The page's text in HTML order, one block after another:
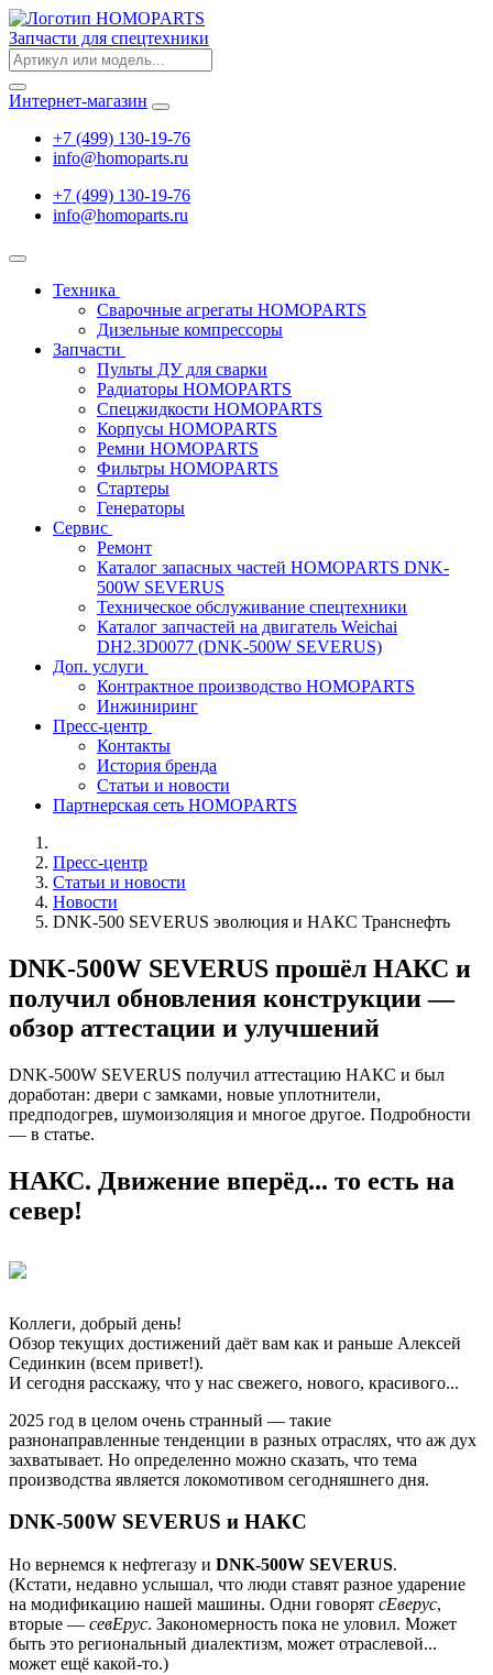
Запчасти для спецтехники
Интернет-магазин
+7 (499) 130-19-76
info@homoparts.ru
+7 (499) 130-19-76
info@homoparts.ru
Техника
Сварочные агрегаты HOMOPARTS
Дизельные компрессоры
Запчасти
Пульты ДУ для сварки
Радиаторы HOMOPARTS
Спецжидкости HOMOPARTS
Корпусы HOMOPARTS
Ремни HOMOPARTS
Фильтры HOMOPARTS
Стартеры
Генераторы
Сервис
Ремонт
Каталог запасных частей HOMOPARTS DNK-
500W SEVERUS
Техническое обслуживание спецтехники
Каталог запчастей на двигатель Weichai
DH2.3D0077 (DNK-500W SEVERUS)
Доп. услуги
Контрактное производство HOMOPARTS
Инжиниринг
Пресс-центр
Контакты
История бренда
Статьи и новости
Партнерская сеть HOMOPARTS
Пресс-центр
Статьи и новости
Новости
DNK-500 SEVERUS эволюция и НАКС Транснефть
DNK-500W SEVERUS прошёл НАКС и
получил обновления конструкции —
обзор аттестации и улучшений
DNK-500W SEVERUS получил аттестацию НАКС и был
доработан: двери с замками, новые уплотнители,
предподогрев, шумоизоляция и многое другое. Подробности
— в статье.
НАКС. Движение вперёд... то есть на
север!
Коллеги, добрый день!
Обзор текущих достижений даёт вам как и раньше Алексей
Сединкин (всем привет!).
И сегодня расскажу, что у нас свежего, нового, красивого...
2025 год в целом очень странный — такие
разнонаправленные тенденции в разных отраслях, что аж дух
захватывает. Но определенно можно сказать, что тема
производства является локомотивом сегодняшнего дня.
DNK-500W SEVERUS и НАКС
Но вернемся к нефтегазу и DNK-500W SEVERUS.
(Кстати, недавно услышал, что люди ставят разное ударение
на модификацию нашей машины. Одни говорят сЕверус,
вторые — севЕрус. Закономерность пока не уловил. Может
быть это региональный диалектизм, может отраслевой...
может ещё какой-то.)